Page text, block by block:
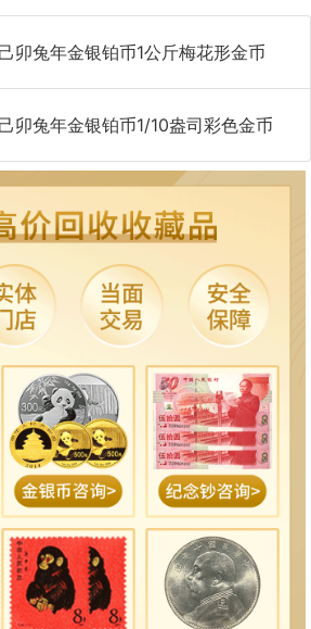
卯兔年金银铂币1公斤梅花形金币
卯兔年金银铂币1/10盎司彩色金币